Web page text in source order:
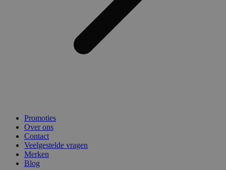
Promoties
Over ons
Contact
Veelgestelde vragen
Merken
Blog